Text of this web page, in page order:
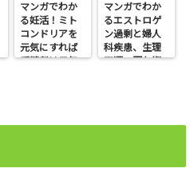
マンガでわか
る妊活！ミト
コンドリアを
元気にすれば
受精卵は元気
マンガでわか
るエストロゲ
ン過剰と婦人
科疾患、生理
不順、更年期